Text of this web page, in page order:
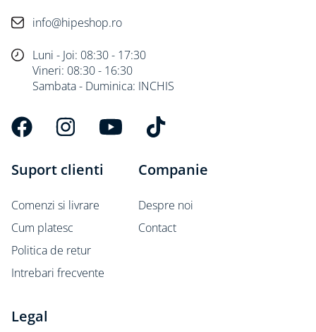
info@hipeshop.ro
Luni - Joi: 08:30 - 17:30
Vineri: 08:30 - 16:30
Sambata - Duminica: INCHIS
Suport clienti
Comenzi si livrare
Cum platesc
Politica de retur
Intrebari frecvente
Companie
Despre noi
Contact
Legal